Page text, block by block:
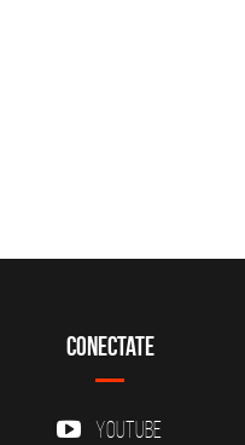
Conectate
YouTube